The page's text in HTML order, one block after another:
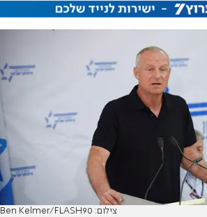
צילום: Ben Kelmer/FLASH90